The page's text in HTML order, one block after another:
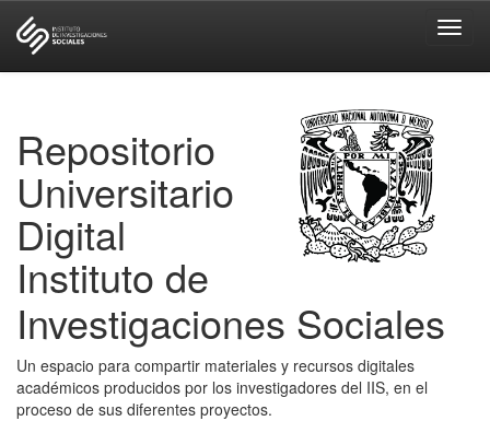
Repositorio
Universitario
Digital
Instituto de
Investigaciones Sociales
Un espacio para compartir materiales y recursos digitales
académicos producidos por los investigadores del IIS, en el
proceso de sus diferentes proyectos.